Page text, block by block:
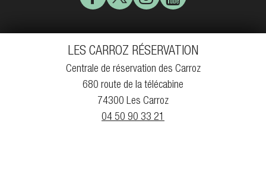
LES CARROZ RÉSERVATION
Centrale de réservation des Carroz
680 route de la télécabine
74300 Les Carroz
04 50 90 33 21